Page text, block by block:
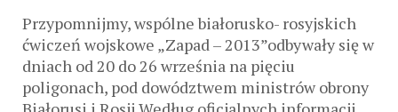
Przypomnijmy, wspólne białorusko- rosyjskich
ćwiczeń wojskowe „Zapad – 2013”odbywały się w
dniach od 20 do 26 września na pięciu
poligonach, pod dowództwem ministrów obrony